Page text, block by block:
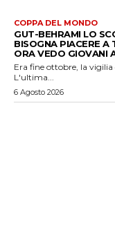
COPPA DEL MONDO
GUT-BEHRAMI LO
BISOGNA PIACERE A
ORA VEDO GIOVANI
Era fine ottobre, la
L'ultima...
6 Agosto 2026